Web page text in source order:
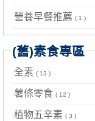
營養早餐推薦 ( 1 )
(舊)素食專區
全素 ( 13 )
薯條零食 ( 12 )
植物五辛素 ( 3 )